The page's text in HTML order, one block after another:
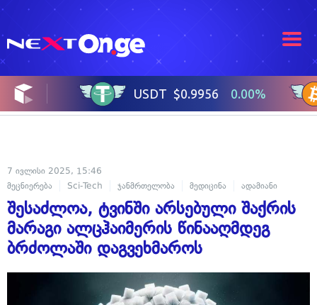
7 ივლისი 2025, 15:46
მეცნიერება
Sci-Tech ჯანმრთელობა მედიცინა ადამიანი
შესაძლოა, ტვინში არსებული შაქრის
მარაგი ალცჰაიმერის წინააღმდეგ
ბრძოლაში დაგვეხმაროს